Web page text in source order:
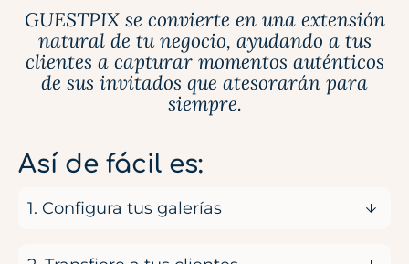
GUESTPIX se convierte en una extensión
natural de tu negocio, ayudando a tus
clientes a capturar momentos auténticos
de sus invitados que atesorarán para
siempre.
Así de fácil es:
1. Configura tus galerías